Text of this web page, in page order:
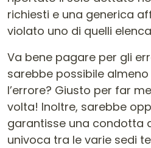
richiesti e una generica
violato uno di quelli
Va bene pagare per gli
sarebbe possibile
l’errore? Giusto per far
volta! Inoltre, sarebbe
garantisse una condotta
univoca tra le varie sedi